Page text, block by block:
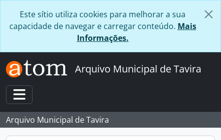
Este sítio utiliza cookies para melhorar a sua
capacidade de navegar e carregar conteúdo. Mais
Informações.
Arquivo Municipal de Tavira
Toggle navigation
Arquivo Municipal de Tavira